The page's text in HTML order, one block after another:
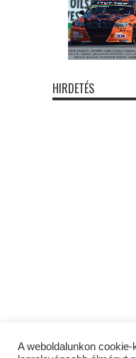
HIRDETÉS
A weboldalunkon